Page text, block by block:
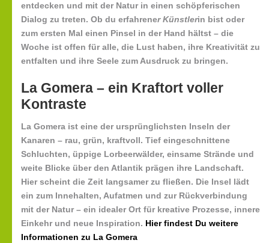
entdecken und mit der Natur in einen schöpferischen
Dialog zu treten. Ob du erfahrener Künstlerin bist oder
zum ersten Mal einen Pinsel in der Hand hältst – die
Woche ist offen für alle, die Lust haben, ihre Kreativität zu
entfalten und ihre Seele zum Ausdruck zu bringen.
La Gomera – ein Kraftort voller
Kontraste
La Gomera ist eine der ursprünglichsten Inseln der
Kanaren – rau, grün, kraftvoll. Tief eingeschnittene
Schluchten, üppige Lorbeerwälder, einsame Strände und
weite Blicke über den Atlantik prägen ihre Landschaft.
Hier scheint die Zeit langsamer zu fließen. Die Insel lädt
ein zum Innehalten, Aufatmen und zur Rückverbindung
mit der Natur – ein idealer Ort für kreative Prozesse, innere
Einkehr und neue Inspiration. Hier findest Du weitere
Informationen zu La Gomera